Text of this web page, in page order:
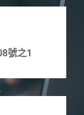
號之1